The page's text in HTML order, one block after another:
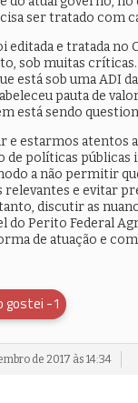
ser tratado com
editada e tratada no
sob muitas
está sob uma ADI
pauta de
está sendo
e estarmos atentos
de políticas públicas
a não permitir
e evitar
discutir as
do Perito Federal
de atuação e
gostei -1
de 2017 às 14:34